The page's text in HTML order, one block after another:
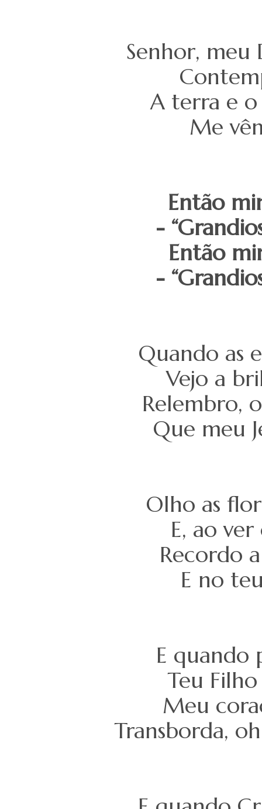
Senhor, meu
A terra e
Me
Então
-
Então
-
Quando as
Vejo a
Relembro,
Que meu
Olho as
E, ao
Recordo
E no
E quando
Teu
Meu
Transborda,